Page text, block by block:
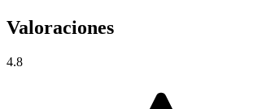
Valoraciones
4.8